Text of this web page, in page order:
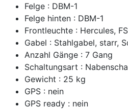
Felge : DBM-1
Felge hinten : DBM-1
Frontleuchte : Hercules,
Gabel : Stahlgabel, starr,
Anzahl Gänge : 7 Gang
Schaltungsart :
Gewicht : 25 kg
GPS : nein
GPS ready : nein